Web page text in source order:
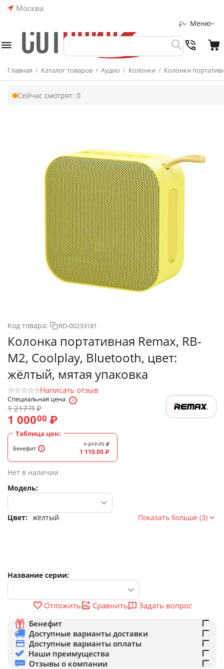
Москва
Меню
₽
Главная / Каталог товаров / Аудио / Колонки / Колонки
Сейчас смотрят: 0
Код товара: RD-00233181
Колонка портативная Remax, RB-
M2, Coolplay, Bluetooth, цвет:
жёлтый, мятая упаковка
Написать отзыв
Специальная цена
1 21775₽
1 00000 ₽
Таблица цен:
Бенефит
1 217.75 ₽
1 110.00₽
Нет в наличии
Модель:
Цвет: жёлтый Показать больше (3)
Название серии:
Отложить Сравнить
Задать вопрос
Бенефит
Доступные варианты доставки
Доступные варианты оплаты
Наши преимущества
Отзывы о компании